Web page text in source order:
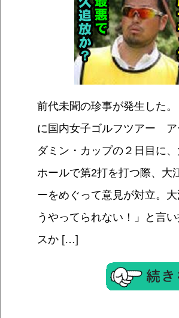
前代未聞の珍事が発生した。
に国内女子ゴルフツアー ア
ダミン・カップの２日目に
ホールで第2打を打つ際、大
ーをめぐって意見が対立。
うやってられない！」と言
スか […]